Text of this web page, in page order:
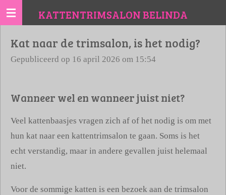
Ga
direct
naar
de
KATTENTRIMSALON BELINDA
Kat naar de trimsalon, is het nodig?
Gepubliceerd op 16 april 2026 om 15:54
Wanneer wel en wanneer juist niet?
Veel kattenbaasjes vragen zich af of het nodig is om met
hun kat naar een kattentrimsalon te gaan. Soms is het
echt verstandig, maar in andere gevallen juist helemaal
niet.
Voor de sommige katten is een bezoek aan de trimsalon